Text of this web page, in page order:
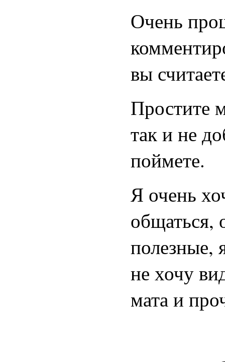
Очень
вы
Простите
так и не
поймете.
Я очень
общаться,
полезные,
не хочу
мата и